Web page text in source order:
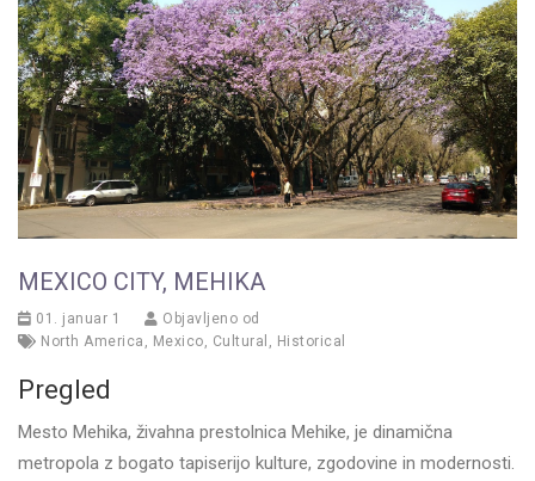
MEXICO CITY, MEHIKA
01. januar 1
Objavljeno od
North America
Mexico Cultural Historical
Pregled
Mesto Mehika, živahna prestolnica Mehike, je dinamična
metropola z bogato tapiserijo kulture, zgodovine in modernosti.